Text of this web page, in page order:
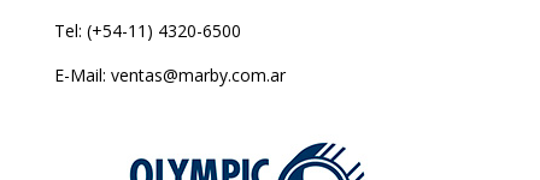
Tel: (+54-11) 4320-6500
E-Mail: ventas@marby.com.ar